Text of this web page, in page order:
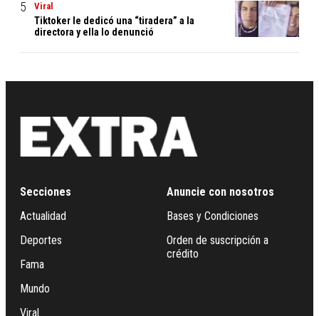
Viral
Tiktoker le dedicó una “tiradera” a la
directora y ella lo denunció
Secciones
Actualidad
Deportes
Fama
Mundo
Viral
Anuncie con nosotros
Bases y Condiciones
Orden de suscripción a
crédito